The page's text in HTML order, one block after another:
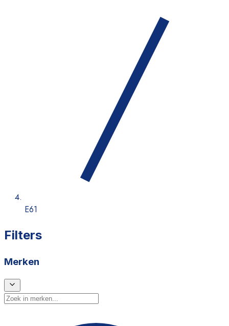
E61
Filters
Merken